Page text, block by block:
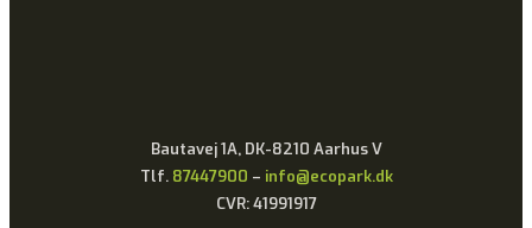
Bautavej 1A, DK-8210 Aarhus V
Tlf. 87447900 – info@ecopark.dk
CVR: 41991917